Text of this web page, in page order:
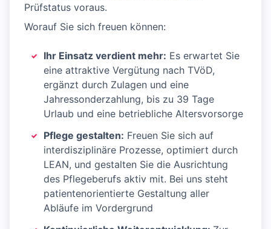
Prüfstatus voraus.
Worauf Sie sich freuen können:
Ihr Einsatz verdient mehr: Es erwartet Sie
eine attraktive Vergütung nach TVöD,
ergänzt durch Zulagen und eine
Jahressonderzahlung, bis zu 39 Tage
Urlaub und eine betriebliche Altersvorsorge
Pflege gestalten: Freuen Sie sich auf
interdisziplinäre Prozesse, optimiert durch
LEAN, und gestalten Sie die Ausrichtung
des Pflegeberufs aktiv mit. Bei uns steht
patientenorientierte Gestaltung aller
Abläufe im Vordergrund